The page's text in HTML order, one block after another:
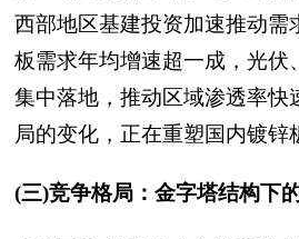
西部地区基建投资加速推动需
板需求年均增速超一成，光伏
集中落地，推动区域渗透率快
局的变化，正在重塑国内镀锌
(三)竞争格局：金字塔结构下